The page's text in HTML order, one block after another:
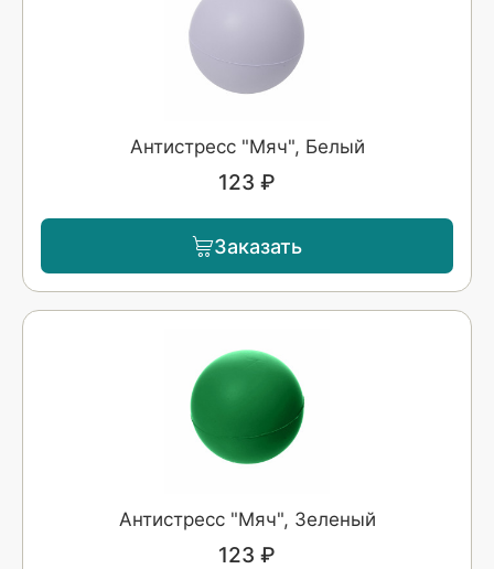
Антистресс "Мяч", Белый
123 ₽
Заказать
Антистресс "Мяч", Зеленый
123 ₽